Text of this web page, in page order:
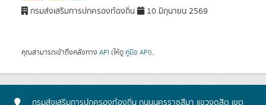
กรมส่งเสริมการปกครองท้องถิ่น 10 มิถุนายน 2569
คุณสามารถเข้าถึงคลังทาง API (ให้ดู คู่มือ API).
กรมส่งเสริมการปกครองท้องถิ่น ถนนนครราชสีมา แขวงดุสิต เขต